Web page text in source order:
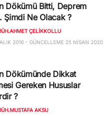
Dökümü Bitti, Deprem
Şimdi Ne Olacak ?
ÇELIKKOLLU
2016 - GÜNCELLEME 25 NISAN 2020
Dökümünde Dikkat
Gereken Hususlar
?
AKSU